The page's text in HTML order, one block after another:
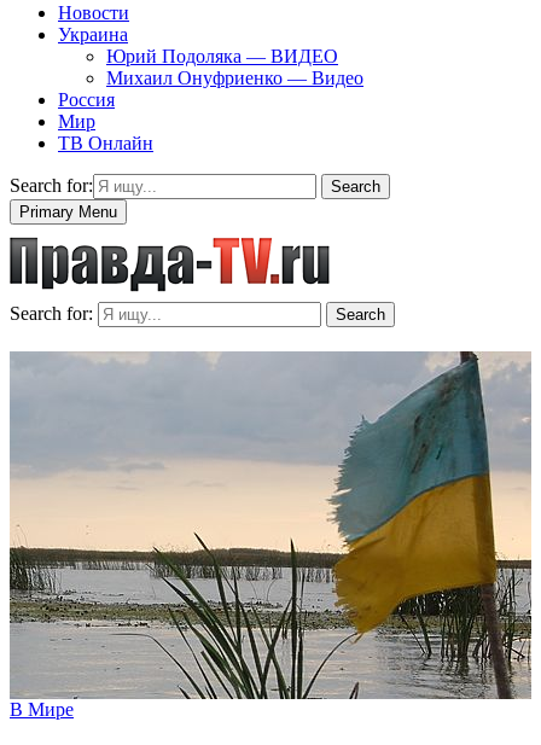
Новости
Украина
Юрий Подоляка — ВИДЕО
Михаил Онуфриенко — Видео
Россия
Мир
ТВ Онлайн
Search for:
Search
Primary Menu
Search for: Search
В Мире